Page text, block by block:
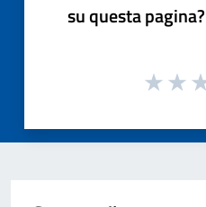
su questa pagina?